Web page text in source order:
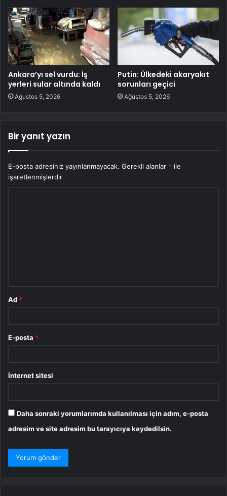
Ankara’yı sel vurdu: İş
yerleri sular altında kaldı
Ağustos 5, 2026
Putin: Ülkedeki akaryakıt
sorunları geçici
Ağustos 5, 2026
Bir yanıt yazın
E-posta adresiniz yayınlanmayacak. Gerekli alanlar * ile
işaretlenmişlerdir
Ad *
E-posta *
İnternet sitesi
Daha sonraki yorumlarımda kullanılması için adım, e-posta
adresim ve site adresim bu tarayıcıya kaydedilsin.